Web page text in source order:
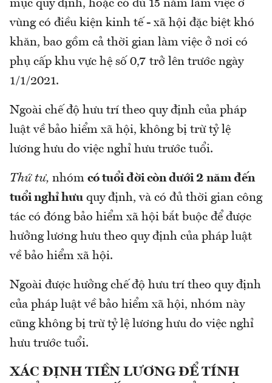
mục quy định, hoặc có đủ 15 năm làm việc ở
vùng có điều kiện kinh tế - xã hội đặc biệt khó
khăn, bao gồm cả thời gian làm việc ở nơi có
phụ cấp khu vực hệ số 0,7 trở lên trước ngày
1/1/2021.
Ngoài chế độ hưu trí theo quy định của pháp
luật về bảo hiểm xã hội, không bị trừ tỷ lệ
lương hưu do việc nghỉ hưu trước tuổi.
Thứ tư, nhóm có tuổi đời còn dưới 2 năm đến
tuổi nghỉ hưu quy định, và có đủ thời gian công
tác có đóng bảo hiểm xã hội bắt buộc để được
hưởng lương hưu theo quy định của pháp luật
về bảo hiểm xã hội.
Ngoài được hưởng chế độ hưu trí theo quy định
của pháp luật về bảo hiểm xã hội, nhóm này
cũng không bị trừ tỷ lệ lương hưu do việc nghỉ
hưu trước tuổi.
XÁC ĐỊNH TIỀN LƯƠNG ĐỂ TÍNH